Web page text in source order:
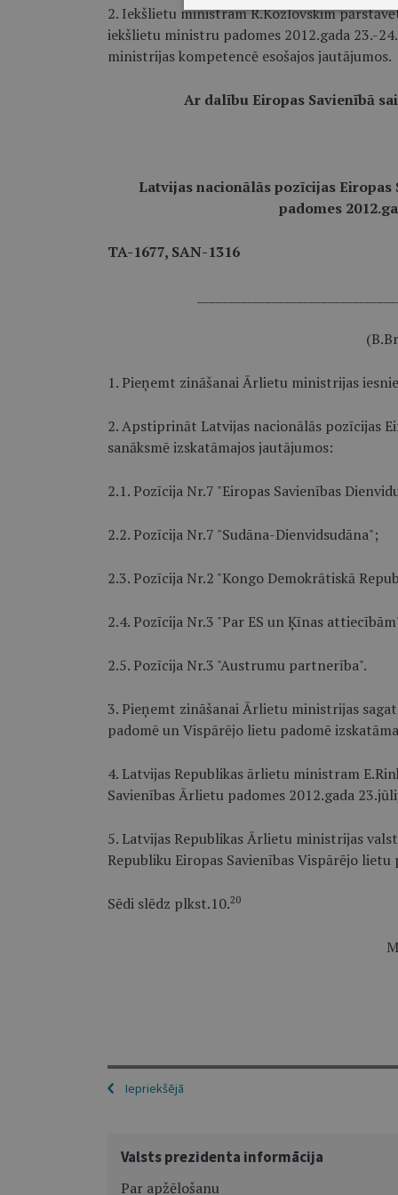
2. Iekšlietu ministram R.Kozlovskim
iekšlietu ministru padomes 2012.gada 23.-
ministrijas kompetencē esošajos jautājumos.
Ar dalību Eiropas Savienībā
Latvijas nacionālās pozīcijas
padomes
TA-1677, SAN-1316
1. Pieņemt zināšanai Ārlietu ministrijas
2. Apstiprināt Latvijas nacionālās pozīcijas
sanāksmē izskatāmajos jautājumos:
2.1. Pozīcija Nr.7 "Eiropas Savienības
2.2. Pozīcija Nr.7 "Sudāna-Dienvidsudāna";
2.3. Pozīcija Nr.2 "Kongo Demokrātiskā
2.4. Pozīcija Nr.3 "Par ES un Ķīnas
2.5. Pozīcija Nr.3 "Austrumu partnerība".
3. Pieņemt zināšanai Ārlietu ministrijas
padomē un Vispārējo lietu padomē
4. Latvijas Republikas ārlietu ministram
Savienības Ārlietu padomes 2012.gada
5. Latvijas Republikas Ārlietu ministrijas
Republiku Eiropas Savienības Vispārējo lietu
Sēdi slēdz plkst.10.20
Iepriekšējā
Valsts prezidenta informācija
Par apžēlošanu